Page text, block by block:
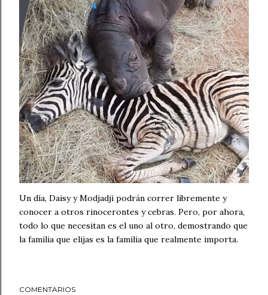
Un día, Daisy y Modjadji podrán correr libremente y
conocer a otros rinocerontes y cebras. Pero, por ahora,
todo lo que necesitan es el uno al otro, demostrando que
la familia que elijas es la familia que realmente importa.
COMENTARIOS